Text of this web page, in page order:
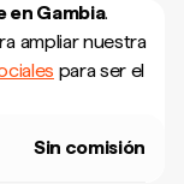
en Gambia.
ampliar nuestra
para ser el
Sin comisión